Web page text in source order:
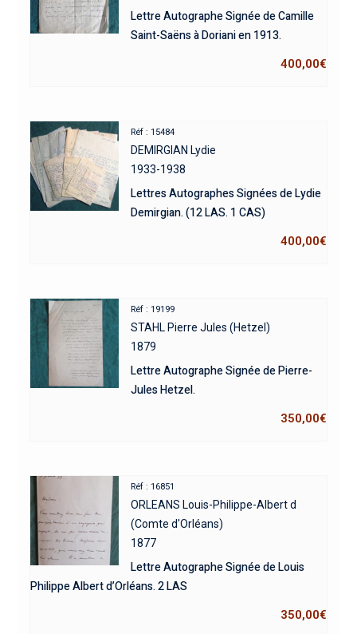
Lettre Autographe Signée de Camille
Saint-Saëns à Doriani en 1913.
400,00€
Réf : 15484
DEMIRGIAN Lydie
1933-1938
Lettres Autographes Signées de Lydie
Demirgian. (12 LAS. 1 CAS)
400,00€
Réf : 19199
STAHL Pierre Jules (Hetzel)
1879
Lettre Autographe Signée de Pierre-
Jules Hetzel.
350,00€
Réf : 16851
ORLEANS Louis-Philippe-Albert d
(Comte d'Orléans)
1877
Lettre Autographe Signée de Louis
Philippe Albert d’Orléans. 2 LAS
350,00€